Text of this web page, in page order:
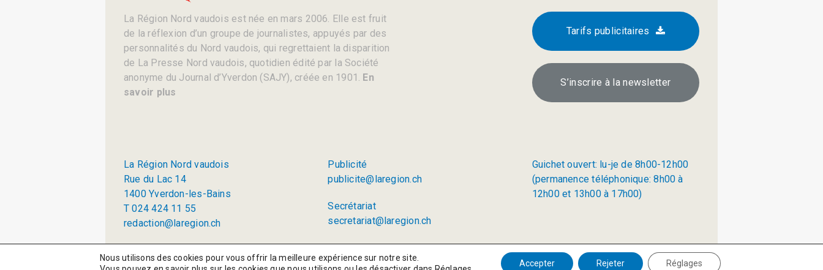
La Région Nord vaudois est née en mars 2006. Elle est fruit
de la réflexion d’un groupe de journalistes, appuyés par des
personnalités du Nord vaudois, qui regrettaient la disparition
de La Presse Nord vaudois, quotidien édité par la Société
anonyme du Journal d’Yverdon (SAJY), créée en 1901. En
savoir plus
Tarifs publicitaires
S’inscrire à la newsletter
La Région Nord vaudois
Rue du Lac 14
1400 Yverdon-les-Bains
T 024 424 11 55
redaction@laregion.ch
Publicité
publicite@laregion.ch
Secrétariat
secretariat@laregion.ch
Guichet ouvert: lu-je de 8h00-12h00
(permanence téléphonique: 8h00 à
12h00 et 13h00 à 17h00)
Politique de confidentialité
Nous utilisons des cookies pour vous offrir la meilleure expérience sur notre site.
Accepter Rejeter Réglages